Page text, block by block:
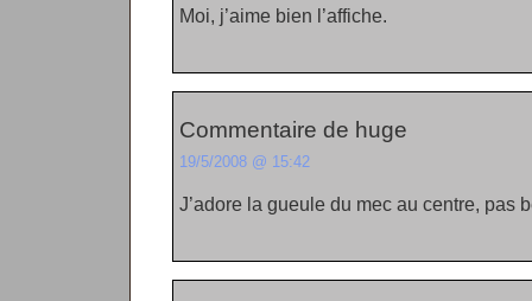
Moi, j’aime bien l’affiche.
Commentaire de huge
19/5/2008 @ 15:42
J’adore la gueule du mec au centre, pas